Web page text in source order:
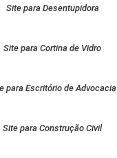
Site para Desentupidora
Site para Cortina de Vidro
para Escritório de Advocacia
Site para Construção Civil